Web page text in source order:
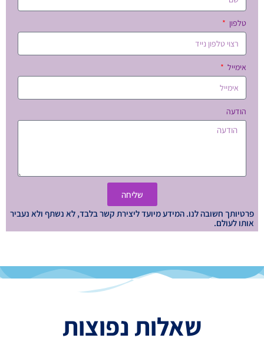
טלפון
אימייל
הודעה
שליחה
פרטיותך חשובה לנו. המידע מיועד ליצירת קשר בלבד, לא נשתף ולא נעביר
אותו לעולם.
שאלות נפוצות